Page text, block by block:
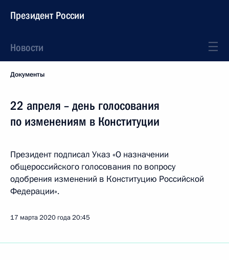
Президент России
Новости
Документы
22 апреля – день голосования
по изменениям в Конституции
Президент подписал Указ «О назначении
общероссийского голосования по вопросу
одобрения изменений в Конституцию Российской
Федерации».
17 марта 2020 года20:45